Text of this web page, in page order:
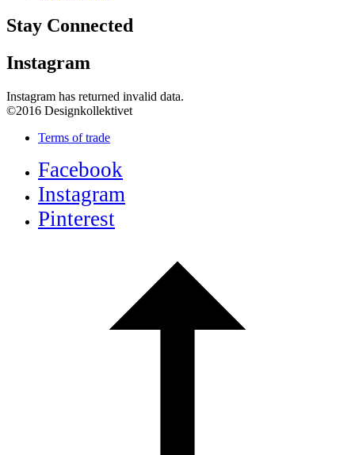
Stay Connected
Instagram
Instagram has returned invalid data.
©2016 Designkollektivet
Terms of trade
Facebook
Instagram
Pinterest